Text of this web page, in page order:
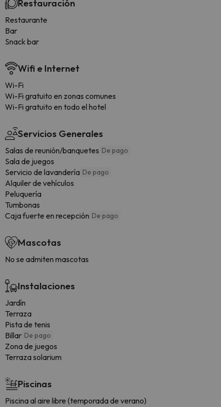
Restauración
Restaurante
Bar
Snack bar
Wifi e Internet
Wi-Fi
Wi-Fi gratuito en zonas comunes
Wi-Fi gratuito en todo el hotel
Servicios Generales
Salas de reunión/banquetes De pago
Sala de juegos
Servicio de lavandería De pago
Alquiler de vehículos
Peluquería
Tumbonas
Caja fuerte en recepción De pago
Mascotas
No se admiten mascotas
Instalaciones
Jardín
Terraza
Pista de tenis
Billar De pago
Zona de juegos
Terraza solarium
Piscinas
Piscina al aire libre (temporada de verano)